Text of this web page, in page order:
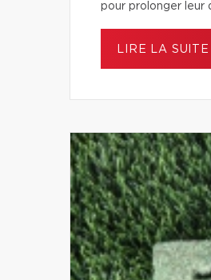
pour prolonger leur
LIRE LA SUITE